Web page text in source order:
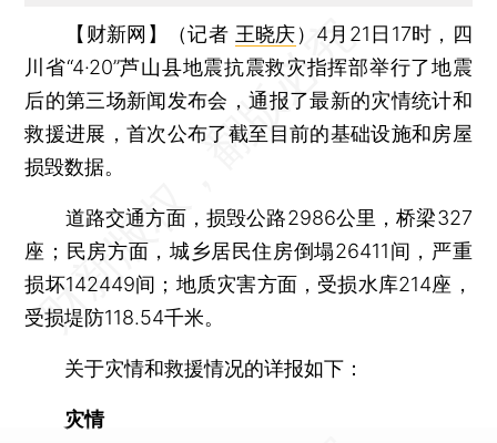
【财新网】（记者 王晓庆） 4月21日17时，四
川省“4·20”芦山县地震抗震救灾指挥部举行了地震
后的第三场新闻发布会，通报了最新的灾情统计和
救援进展，首次公布了截至目前的基础设施和房屋
损毁数据。
道路交通方面，损毁公路2986公里，桥梁327
座；民房方面，城乡居民住房倒塌26411间，严重
损坏142449间；地质灾害方面，受损水库214座，
受损堤防118.54千米。
关于灾情和救援情况的详报如下：
灾情